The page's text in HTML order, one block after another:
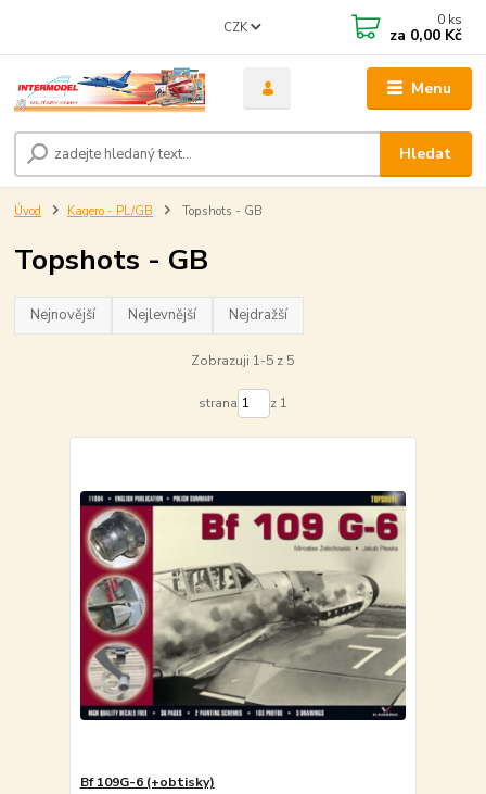
Menu
CZK
Hledat
0 ks
za 0,00 Kč
Úvod Kagero - PL/GB Topshots - GB
Topshots - GB
Nejnovější Nejlevnější Nejdražší
Zobrazuji 1-5 z 5
strana z 1
Bf 109G-6 (+obtisky)